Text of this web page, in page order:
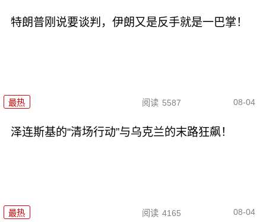
特朗普刚说要谈判，伊朗又是反手就是一巴掌！
最热 阅读 5587 08-04
泽连斯基的“清场行动”与乌克兰的末路狂飙！
最热 阅读 4165 08-04